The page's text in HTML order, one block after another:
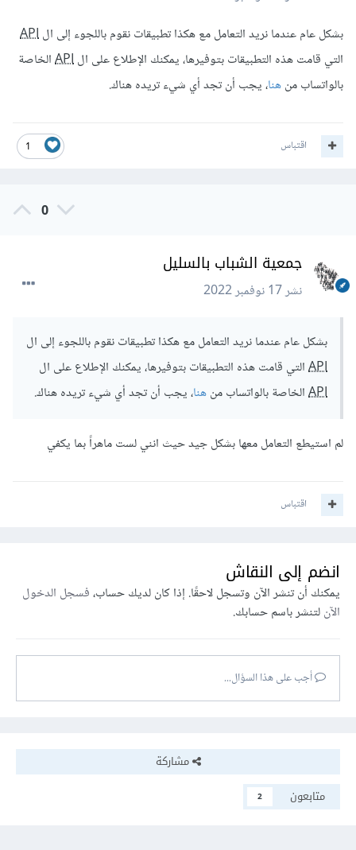
بشكل عام عندما نريد التعامل مع هكذا تطبيقات نقوم باللجوء إلى الAPI
التي قامت هذه التطبيقات بتوفيرها، يمكنك الإطلاع على الAPIالخاصة
بالواتساب منهنا، يجب أن تجد أي شيء تريده هناك.
1 اقتباس
0
جمعية الشباب بالسليل
نشر17 نوفمبر 2022
بشكل عام عندما نريد التعامل مع هكذا تطبيقات نقوم باللجوء إلى ال
APIالتي قامت هذه التطبيقات بتوفيرها، يمكنك الإطلاع على ال
APIالخاصة بالواتساب منهنا، يجب أن تجد أي شيء تريده هناك.
لم استيطع التعامل معها بشكل جيد حيث انني لست ماهراً بما يكفي
اقتباس
انضم إلى النقاش
يمكنك أن تنشر الآن وتسجل لاحقًا. إذا كان لديك حساب،فسجل الدخول
الآنلتنشر باسم حسابك.
أجب على هذا السؤال...
مشاركة
متابعون
2